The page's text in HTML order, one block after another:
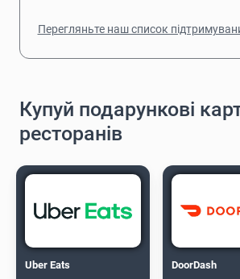
Перегляньте наш список
Купуй подарункові
ресторанів
Uber Eats DoorDash